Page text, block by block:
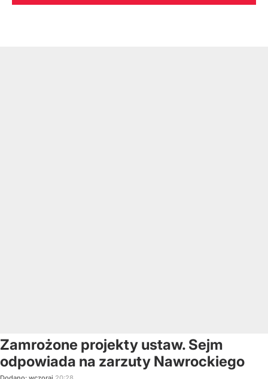
Zamrożone projekty ustaw. Sejm
odpowiada na zarzuty Nawrockiego